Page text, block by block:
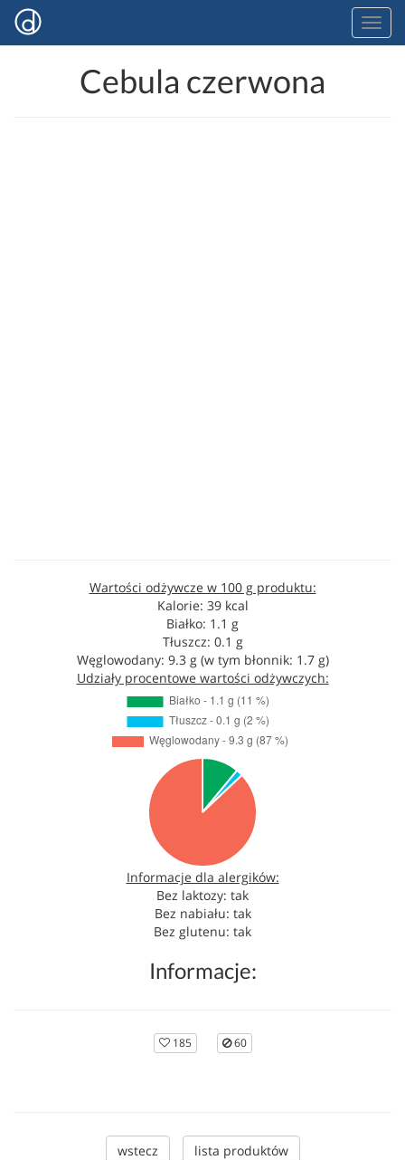
Cebula czerwona
Wartości odżywcze w 100 g produktu:
Kalorie: 39 kcal
Białko: 1.1 g
Tłuszcz: 0.1 g
Węglowodany: 9.3 g (w tym błonnik: 1.7 g)
Udziały procentowe wartości odżywczych:
Informacje dla alergików:
Bez laktozy: tak
Bez nabiału: tak
Bez glutenu: tak
Informacje:
185 60
wstecz lista produktów